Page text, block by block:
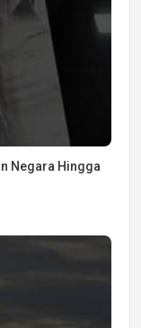
Negara Hingga